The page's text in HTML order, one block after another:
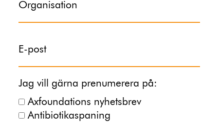
Organisation
E-post
Jag vill gärna prenumerera på:
Axfoundations nyhetsbrev
Antibiotikaspaning